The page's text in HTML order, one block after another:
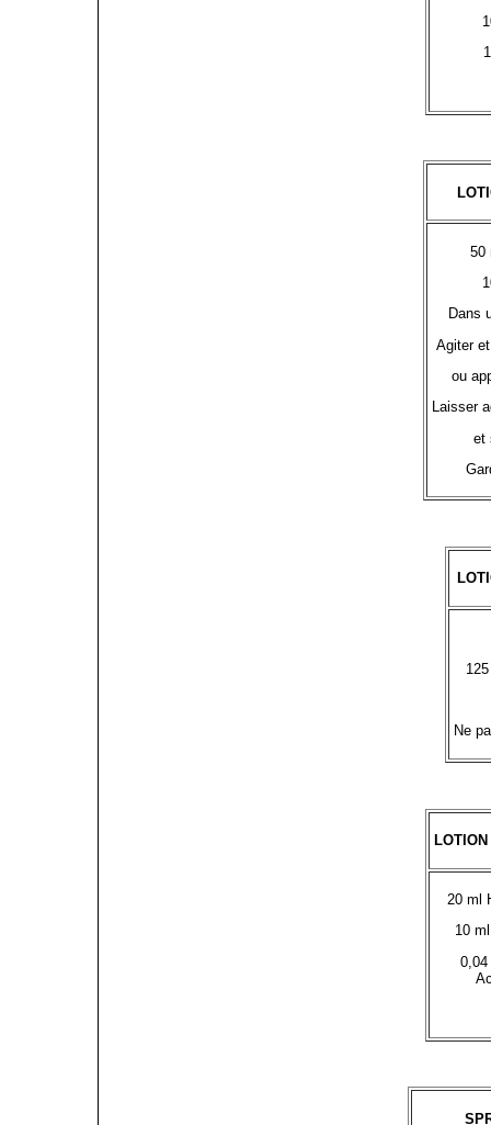
50
Dans
Agiter
ou
Laisser
et
Ne
20 ml
10